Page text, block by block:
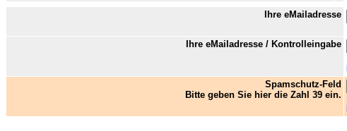
Ihre eMailadresse
Ihre eMailadresse / Kontrolleingabe
Spamschutz-Feld
Bitte geben Sie hier die Zahl 39 ein.